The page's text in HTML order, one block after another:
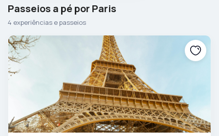
Passeios a pé por Paris
4 experiências e passeios